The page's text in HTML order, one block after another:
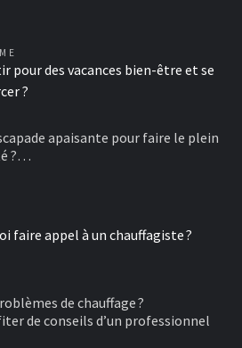
pour des vacances bien-être et se
?
apaisante pour faire le plein
?…
faire appel à un chauffagiste ?
de chauffage ?
de conseils d’un professionnel